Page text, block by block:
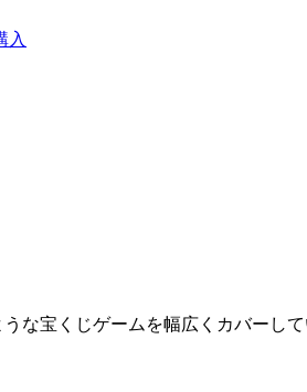
入
な宝くじゲームを幅広くカバーして